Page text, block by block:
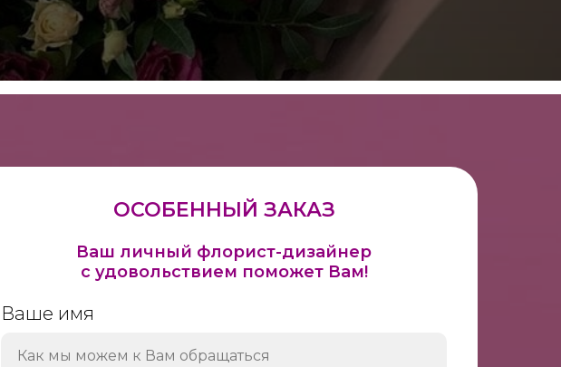
ОСОБЕННЫЙ ЗАКАЗ
Ваш личный флорист-дизайнер
с удовольствием поможет Вам!
Ваше имя